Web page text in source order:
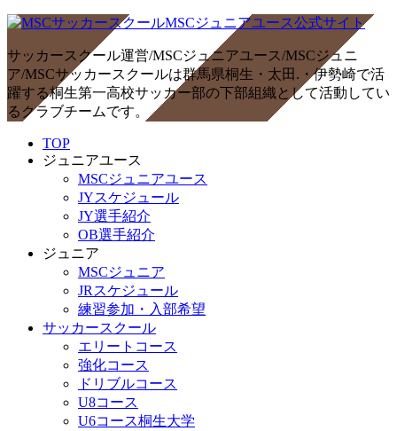
サッカースクール運営/MSCジュニアユース/MSCジュニ
ア/MSCサッカースクールは群馬県桐生・太田.・伊勢崎で活
躍する桐生第一高校サッカー部の下部組織として活動してい
るクラブチームです。
TOP
ジュニアユース
MSCジュニアユース
JYスケジュール
JY選手紹介
OB選手紹介
ジュニア
MSCジュニア
JRスケジュール
練習参加・入部希望
サッカースクール
エリートコース
強化コース
ドリブルコース
U8コース
U6コース桐生大学